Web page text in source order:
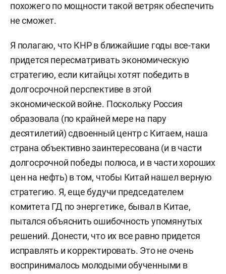
похожего по мощности такой ветряк обеспечить
не сможет.
Я полагаю, что КНР в ближайшие годы все-таки
придется пересматривать экономическую
стратегию, если китайцы хотят победить в
долгосрочной перспективе в этой
экономической войне. Поскольку Россия
образовала (по крайней мере на пару
десятилетий) сдвоенный центр с Китаем, наша
страна объективно заинтересована (и в части
долгосрочной победы полюса, и в части хороших
цен на нефть) в том, чтобы Китай нашел верную
стратегию. Я, еще будучи председателем
комитета ГД по энергетике, бывал в Китае,
пытался объяснить ошибочность упомянутых
решений. Донести, что их все равно придется
исправлять и корректировать. Это не очень
воспринималось молодыми обученными в